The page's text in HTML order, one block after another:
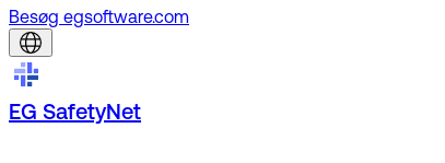
Besøg egsoftware.com
EG SafetyNet